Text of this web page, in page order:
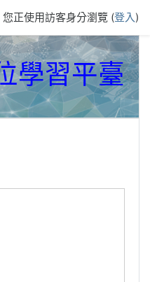
您正使用訪客身分瀏覽 (登入)
學習平臺